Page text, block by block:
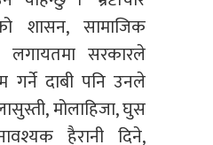
शासन, सामाजिक
लगायतमा सरकारले
गर्ने दाबी पनि उनले
मोलाहिजा, घुस
हैरानी दिने,